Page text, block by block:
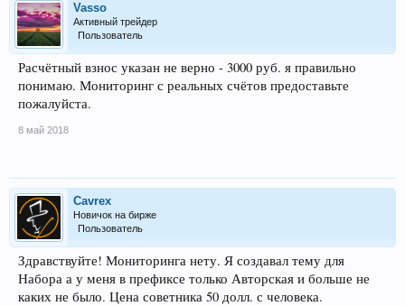
Vasso
Активный трейдер
Пользователь
Расчётный взнос указан не верно - 3000 руб. я правильно
понимаю. Мониторинг с реальных счётов предоставьте
пожалуйста.
8 май 2018
Cavrex
Новичок на бирже
Пользователь
Здравствуйте! Мониторинга нету. Я создавал тему для
Набора а у меня в префиксе только Авторская и больше не
каких не было. Цена советника 50 долл. с человека.